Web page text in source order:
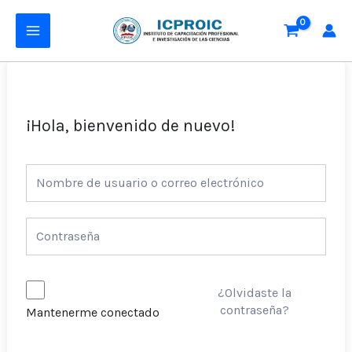
contenido
MAIN
MENU
¡Hola, bienvenido de nuevo!
Mantenerme conectado
¿Olvidaste la
contraseña?